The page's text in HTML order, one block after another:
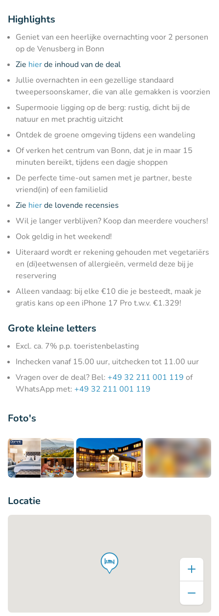
Highlights
Geniet van een heerlijke overnachting voor 2 personen
op de Venusberg in Bonn
Zie hierde inhoud van de deal
Jullie overnachten in een gezellige standaard
tweepersoonskamer, die van alle gemakken is voorzien
Supermooie ligging op de berg: rustig, dicht bij de
natuur en met prachtig uitzicht
Ontdek de groene omgeving tijdens een wandeling
Of verken het centrum van Bonn, dat je in maar 15
minuten bereikt, tijdens een dagje shoppen
De perfecte time-out samen met je partner, beste
vriend(in) of een familielid
Zie hierde lovende recensies
Wil je langer verblijven? Koop dan meerdere vouchers!
Ook geldig in het weekend!
Uiteraard wordt er rekening gehouden met vegetariërs
en (di)eetwensen of allergieën, vermeld deze bij je
reservering
Alleen vandaag: bij elke €10 die je besteedt, maak je
gratis kans op een iPhone 17 Pro t.w.v. €1.329!
Grote kleine letters
Excl. ca. 7% p.p. toeristenbelasting
Inchecken vanaf 15.00 uur, uitchecken tot 11.00 uur
Vragen over de deal? Bel: +49 32 211 001 119 of
WhatsApp met: +49 32 211 001 119
Foto's
Locatie